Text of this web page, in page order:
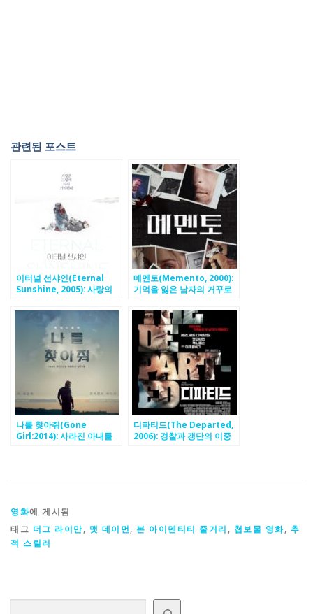
관련된 포스트
이터널 선샤인(Eternal
Sunshine, 2005): 사랑의
처와 재회를 그린 이야기
메멘토(Memento, 2000):
기억을 잃은 남자의 거꾸로
전 스릴러
나를 찾아줘(Gone
Girl:2014): 사라진 아내를
디파티드(The Departed,
2006): 경찰과 갱단의 이중
영화에 게시됨
태그 더그 라이만, 맷 데이먼, 본 아이덴티티 줄거리 , 첩보물 영화, 추
적 스릴러